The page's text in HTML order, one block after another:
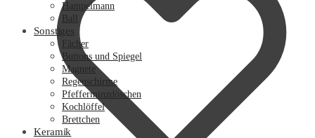
Hampelmann
Ball
Sonstiges
Fächer
Buttons und Spiegel
Magnete
Regenschirme
Pfefferminzdöschen
Kochlöffel
Brettchen
Keramik